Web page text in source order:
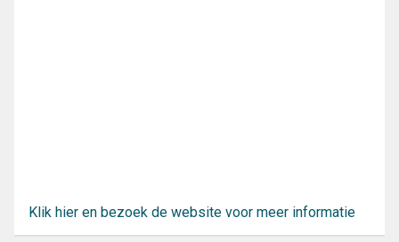
Klik hier en bezoek de website voor meer informatie